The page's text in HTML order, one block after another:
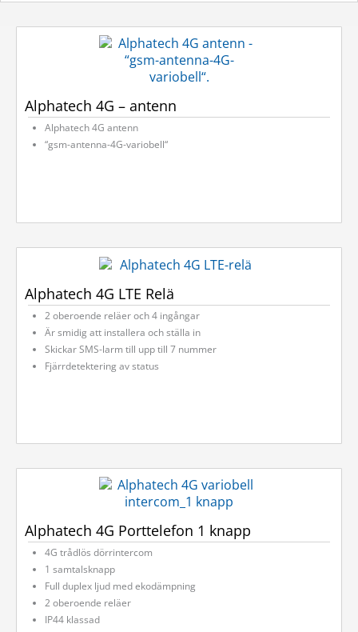
Alphatech 4G – antenn
Alphatech 4G antenn
“gsm-antenna-4G-variobell“
Alphatech 4G LTE Relä
2 oberoende reläer och 4 ingångar
Är smidig att installera och ställa in
Skickar SMS-larm till upp till 7 nummer
Fjärrdetektering av status
Alphatech 4G Porttelefon 1 knapp
4G trådlös dörrintercom
1 samtalsknapp
Full duplex ljud med ekodämpning
2 oberoende reläer
IP44 klassad